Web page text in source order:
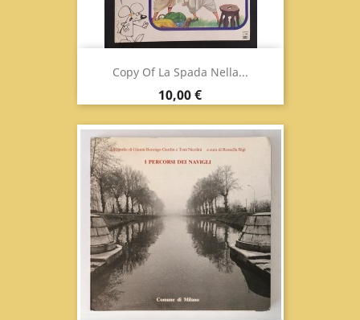
Copy Of La Spada Nella...
Prix
10,00 €